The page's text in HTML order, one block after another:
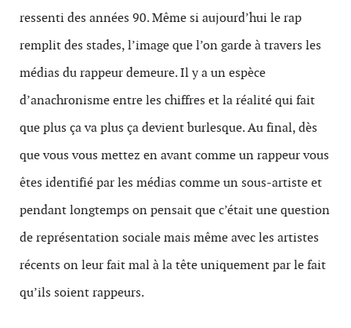
ressenti des années 90. Même si aujourd’hui le rap
remplit des stades, l’image que l’on garde à travers les
médias du rappeur demeure. Il y a un espèce
d’anachronisme entre les chiffres et la réalité qui fait
que plus ça va plus ça devient burlesque. Au final, dès
que vous vous mettez en avant comme un rappeur vous
êtes identifié par les médias comme un sous-artiste et
pendant longtemps on pensait que c’était une question
de représentation sociale mais même avec les artistes
récents on leur fait mal à la tête uniquement par le fait
qu’ils soient rappeurs.